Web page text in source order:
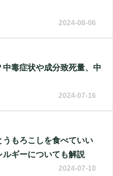
2024-08-06
毒症状や成分致死量、中
2024-07-16
うもろこしを食べていい
ギーについても解説
2024-07-10